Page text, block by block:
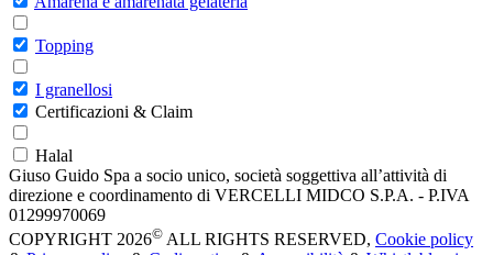
Topping
I granellosi
Certificazioni & Claim
Halal
Giuso Guido Spa a socio unico, società soggettiva all’attività di
direzione e coordinamento di VERCELLI MIDCO S.P.A. - P.IVA
01299970069
COPYRIGHT 2026© ALL RIGHTS RESERVED, Cookie policy